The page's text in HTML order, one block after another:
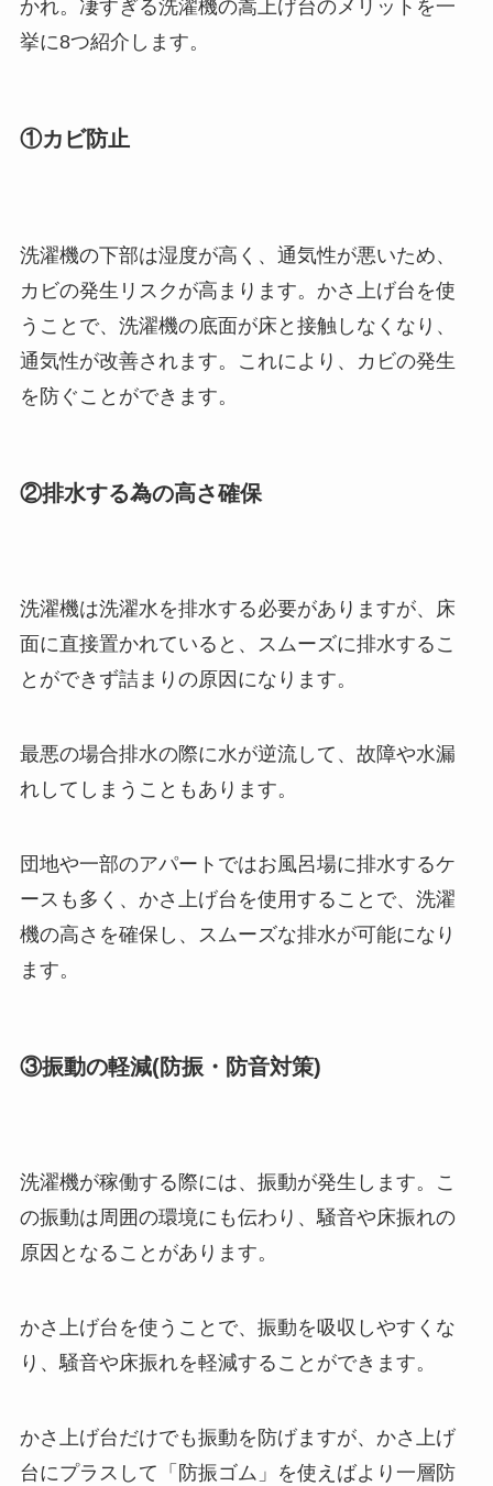
かれ。凄すぎる洗濯機の嵩上げ台のメリットを一
挙に8つ紹介します。
①カビ防止
洗濯機の下部は湿度が高く、通気性が悪いため、
カビの発生リスクが高まります。かさ上げ台を使
うことで、洗濯機の底面が床と接触しなくなり、
通気性が改善されます。これにより、カビの発生
を防ぐことができます。
②排水する為の高さ確保
洗濯機は洗濯水を排水する必要がありますが、床
面に直接置かれていると、スムーズに排水するこ
とができず詰まりの原因になります。
最悪の場合排水の際に水が逆流して、故障や水漏
れしてしまうこともあります。
団地や一部のアパートではお風呂場に排水するケ
ースも多く、かさ上げ台を使用することで、洗濯
機の高さを確保し、スムーズな排水が可能になり
ます。
③振動の軽減(防振・防音対策)
洗濯機が稼働する際には、振動が発生します。こ
の振動は周囲の環境にも伝わり、騒音や床振れの
原因となることがあります。
かさ上げ台を使うことで、振動を吸収しやすくな
り、騒音や床振れを軽減することができます。
かさ上げ台だけでも振動を防げますが、かさ上げ
台にプラスして「防振ゴム」を使えばより一層防